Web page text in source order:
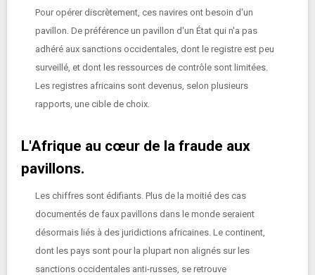
Pour opérer discrètement, ces navires ont besoin d'un
pavillon. De préférence un pavillon d'un État qui n'a pas
adhéré aux sanctions occidentales, dont le registre est peu
surveillé, et dont les ressources de contrôle sont limitées.
Les registres africains sont devenus, selon plusieurs
rapports, une cible de choix.
L'Afrique au cœur de la fraude aux
pavillons.
Les chiffres sont édifiants. Plus de la moitié des cas
documentés de faux pavillons dans le monde seraient
désormais liés à des juridictions africaines. Le continent,
dont les pays sont pour la plupart non alignés sur les
sanctions occidentales anti-russes, se retrouve